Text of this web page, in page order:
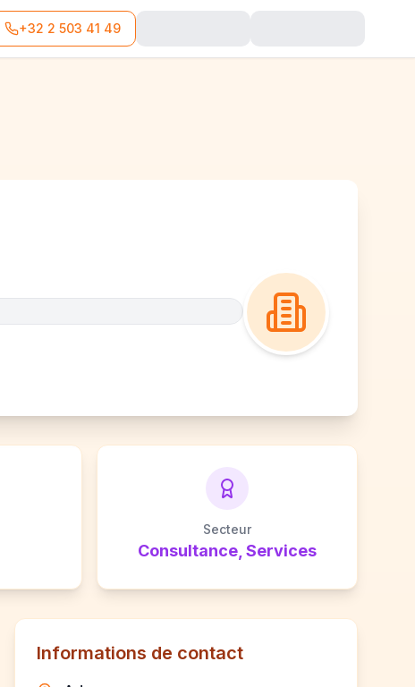
+32 2 503 41 49
Secteur
Consultance, Services
Informations de contact